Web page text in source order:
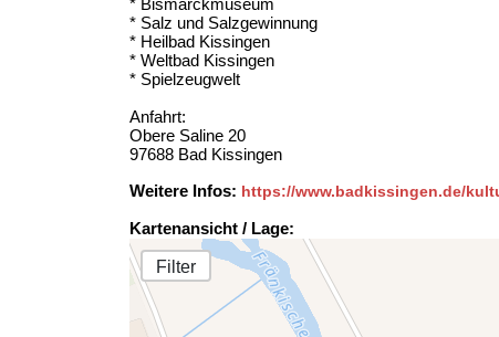
* Bismarckmuseum
* Salz und Salzgewinnung
* Heilbad Kissingen
* Weltbad Kissingen
* Spielzeugwelt
Anfahrt:
Obere Saline 20
97688 Bad Kissingen
Weitere Infos: https://www.badkissingen.de/
Kartenansicht / Lage:
Filter